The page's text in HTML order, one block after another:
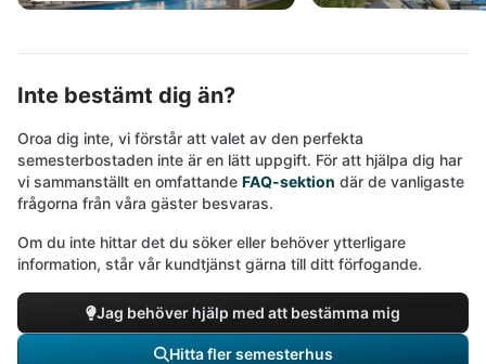
Inte bestämt dig än?
Oroa dig inte, vi förstår att valet av den perfekta
semesterbostaden inte är en lätt uppgift. För att hjälpa dig har
vi sammanställt en omfattande FAQ-sektion där de vanligaste
frågorna från våra gäster besvaras.
Om du inte hittar det du söker eller behöver ytterligare
information, står vår kundtjänst gärna till ditt förfogande.
Jag behöver hjälp med att bestämma mig
Hitta fler semesterhus